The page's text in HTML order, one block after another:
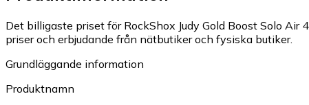
Det billigaste priset för RockShox Judy Gold Boost Solo Air
priser och erbjudande från nätbutiker och fysiska butiker.
Grundläggande information
Produktnamn